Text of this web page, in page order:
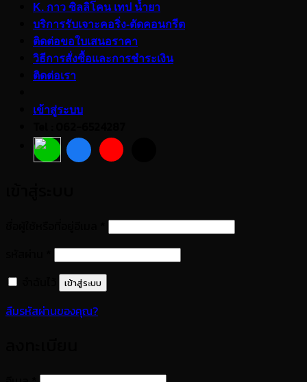
K. กาว ซิลลิโคน เทป น้ำยา
บริการรับเจาะคอริ่ง-ตัดคอนกรีต
ติดต่อขอใบเสนอราคา
วิธีการสั่งซื้อและการชำระเงิน
ติดต่อเรา
เข้าสู่ระบบ
ต้องการ
ต้องการ
เข้าสู่ระบบ
ลืมรหัสผ่านของคุณ?